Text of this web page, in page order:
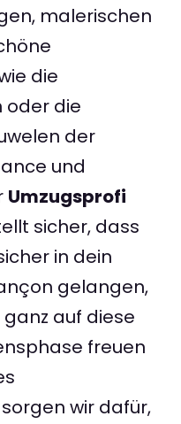
malerischen
die
oder die
der
und
Umzugsprofi
sicher, dass
in dein
gelangen,
auf diese
freuen
wir dafür,